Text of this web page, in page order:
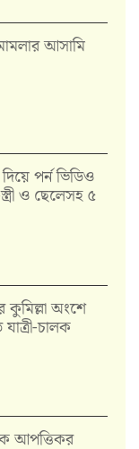
আসামি
পর্ন ভিডিও
ও ছেলেসহ ৫
কুমিল্লা অংশে
চালক
আপত্তিকর